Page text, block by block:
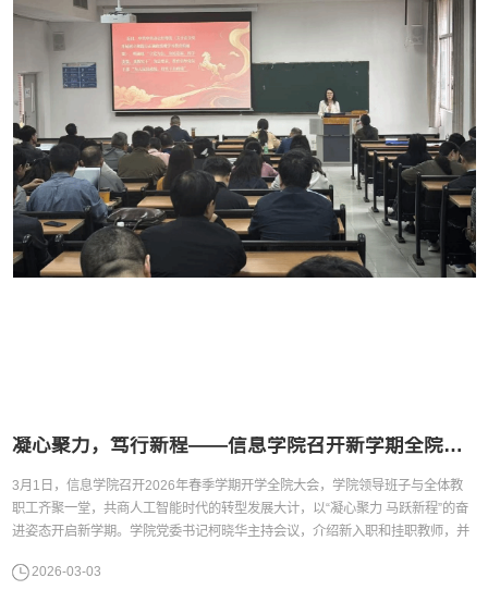
凝心聚力，笃行新程——信息学院召开新学期全院大会
3月1日，信息学院召开2026年春季学期开学全院大会，学院领导班子与全体教
职工齐聚一堂，共商人工智能时代的转型发展大计，以“凝心聚力 马跃新程”的奋
进姿态开启新学期。学院党委书记柯晓华主持会议，介绍新入职和挂职教师，并
行正确政绩观学习教育的部署，强调坚守师德师风底线，筑牢育人“压舱石”，并
2026-03-03